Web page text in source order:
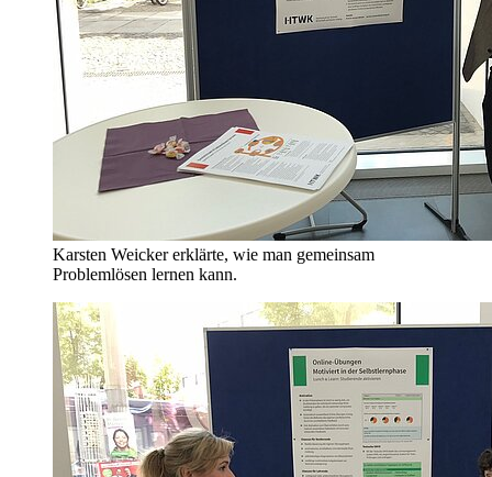
Karsten Weicker erklärte, wie man gemeinsam
Problemlösen lernen kann.